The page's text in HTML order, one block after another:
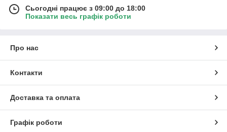
Сьогодні працює з 09:00 до 18:00
Показати весь графік роботи
Про нас
Контакти
Доставка та оплата
Графік роботи